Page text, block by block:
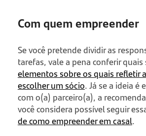
Com quem empreender
Se você pretende dividir as
tarefas, vale a pena conferir quais
elementos sobre os quais refletir
escolher um sócio. Já se a ideia é
com o(a) parceiro(a), a
você considera possível seguir
de como empreender em casal.